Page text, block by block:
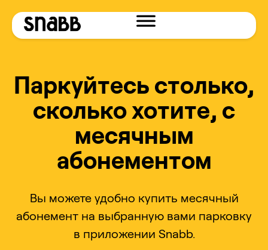
Паркуйтесь столько,
сколько хотите, с
месячным
абонементом
Вы можете удобно купить месячный
абонемент на выбранную вами парковку
в приложении Snabb.